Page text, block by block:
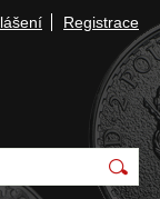
Registrace